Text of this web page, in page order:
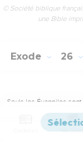
© Société biblique
une Bible
Exode 26
Seuls les Évangiles
La demeure